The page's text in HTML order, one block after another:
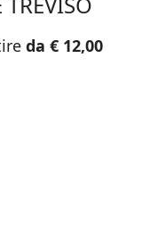
da € 12,00